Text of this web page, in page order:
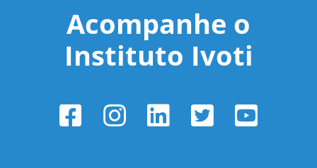
Acompanhe o
Instituto Ivoti